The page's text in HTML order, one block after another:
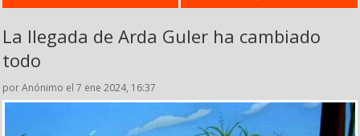
La llegada de Arda Guler ha cambiado
todo
por Anónimo el 7 ene 2024, 16:37